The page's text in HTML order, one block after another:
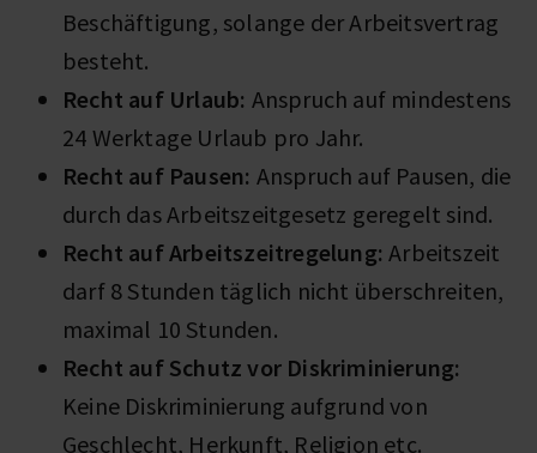
Beschäftigung, solange der Arbeitsvertrag
besteht.
Recht auf Urlaub: Anspruch auf mindestens
24 Werktage Urlaub pro Jahr.
Recht auf Pausen: Anspruch auf Pausen, die
durch das Arbeitszeitgesetz geregelt sind.
Recht auf Arbeitszeitregelung: Arbeitszeit
darf 8 Stunden täglich nicht überschreiten,
maximal 10 Stunden.
Recht auf Schutz vor Diskriminierung:
Keine Diskriminierung aufgrund von
Geschlecht, Herkunft, Religion etc.